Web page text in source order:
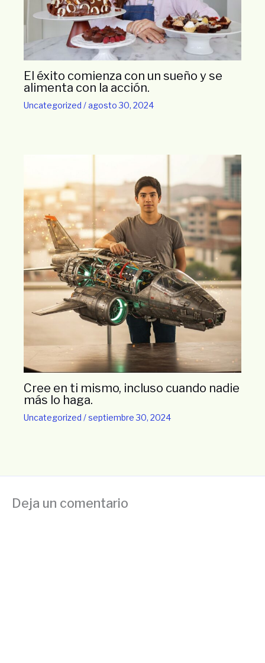
El éxito comienza con un sueño y se
alimenta con la acción.
Uncategorized /agosto 30, 2024
Cree en ti mismo, incluso cuando nadie
más lo haga.
Uncategorized /septiembre 30, 2024
Deja un comentario